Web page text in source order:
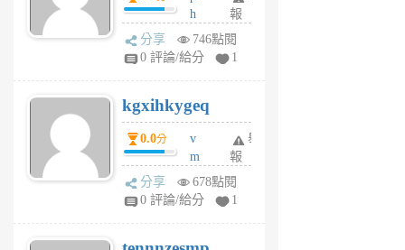
h
wi
w
6
個
月
前
報
分享
746點閱
0 評論/給分
1
kgxihkygeq
0.0分
v
m
sg
sr
6
舉
報
分享
678點閱
0 評論/給分
1